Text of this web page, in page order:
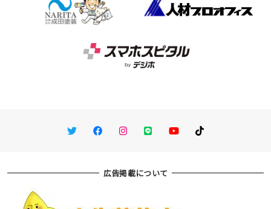
TwitterFacebookInstagram
LINE You TubeTikTok
広告掲載について